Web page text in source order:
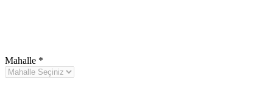
Mahalle *